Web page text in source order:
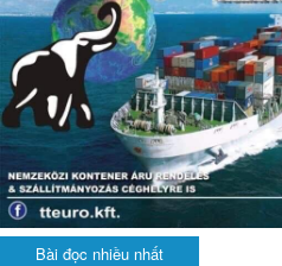
Bài đọc nhiều nhất